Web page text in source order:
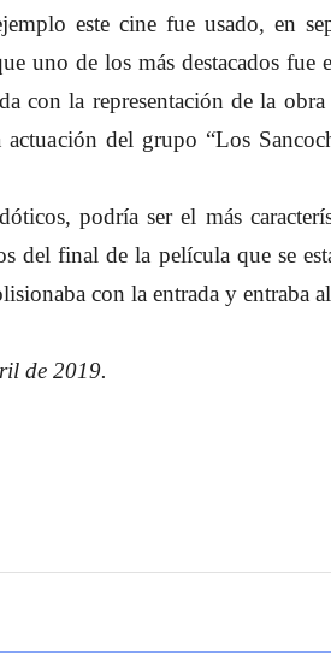
este cine fue usado, en
uno de los más destacados
con la representación de la
del grupo “Los
podría ser el más
del final de la película que se
con la entrada y entraba
de 2019.